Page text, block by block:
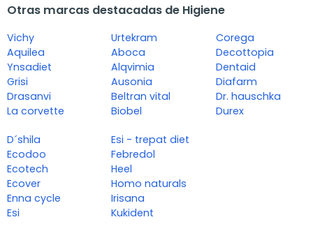
Otras marcas destacadas de Higiene
Vichy
Aquilea
Ynsadiet
Grisi
Drasanvi
La corvette
Urtekram
Aboca
Alqvimia
Ausonia
Beltran vital
Biobel
Corega
Decottopia
Dentaid
Diafarm
Dr. hauschka
Durex
D´shila
Ecodoo
Ecotech
Ecover
Enna cycle
Esi
Esi - trepat diet
Febredol
Heel
Homo naturals
Irisana
Kukident